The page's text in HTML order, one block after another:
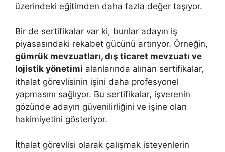
üzerindeki eğitimden daha fazla değer taşıyor.
Bir de sertifikalar var ki, bunlar adayın iş
piyasasındaki rekabet gücünü artırıyor. Örneğin,
gümrük mevzuatları, dış ticaret mevzuatı ve
lojistik yönetimi alanlarında alınan sertifikalar,
ithalat görevlisinin işini daha profesyonel
yapmasını sağlıyor. Bu sertifikalar, işverenin
gözünde adayın güvenilirliğini ve işine olan
hakimiyetini gösteriyor.
İthalat görevlisi olarak çalışmak isteyenlerin